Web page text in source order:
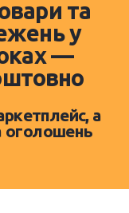
та
у
—
а
оголошень